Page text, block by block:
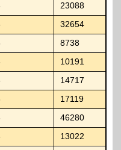
23088
32654
8738
10191
14717
17119
46280
13022